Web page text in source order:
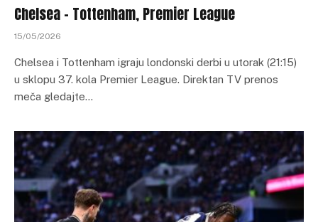
Chelsea – Tottenham, Premier League
15/05/2026
Chelsea i Tottenham igraju londonski derbi u utorak (21:15)
u sklopu 37. kola Premier League. Direktan TV prenos
meča gledajte…